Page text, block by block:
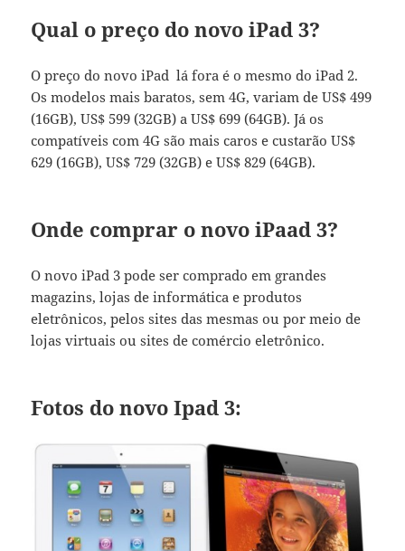
Qual o preço do novo iPad 3?
O preço do novo iPad lá fora é o mesmo do iPad 2.
Os modelos mais baratos, sem 4G, variam de US$ 499
(16GB), US$ 599 (32GB) a US$ 699 (64GB). Já os
compatíveis com 4G são mais caros e custarão US$
629 (16GB), US$ 729 (32GB) e US$ 829 (64GB).
Onde comprar o novo iPaad 3?
O novo iPad 3 pode ser comprado em grandes
magazins, lojas de informática e produtos
eletrônicos, pelos sites das mesmas ou por meio de
lojas virtuais ou sites de comércio eletrônico.
Fotos do novo Ipad 3: